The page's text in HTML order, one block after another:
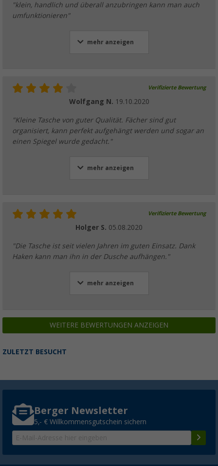
"klein, handlich und überall anzubringen kann man auch
umfunktionieren"
mehr anzeigen
Verifizierte Bewertung
Wolfgang N. 19.10.2020
"Kleine Tasche von guter Qualität. Fächer sind gut
organisiert, kann perfekt aufgehängt werden und sogar an
einen Spiegel wurde gedacht."
mehr anzeigen
Verifizierte Bewertung
Holger S. 05.08.2020
"Die Tasche ist seit vielen Jahren im guten Einsatz. Dank
Haken kann man ihn in der Dusche aufhängen."
mehr anzeigen
WEITERE BEWERTUNGEN ANZEIGEN
ZULETZT BESUCHT
Berger Newsletter
5,- € Willkommensgutschein sichern